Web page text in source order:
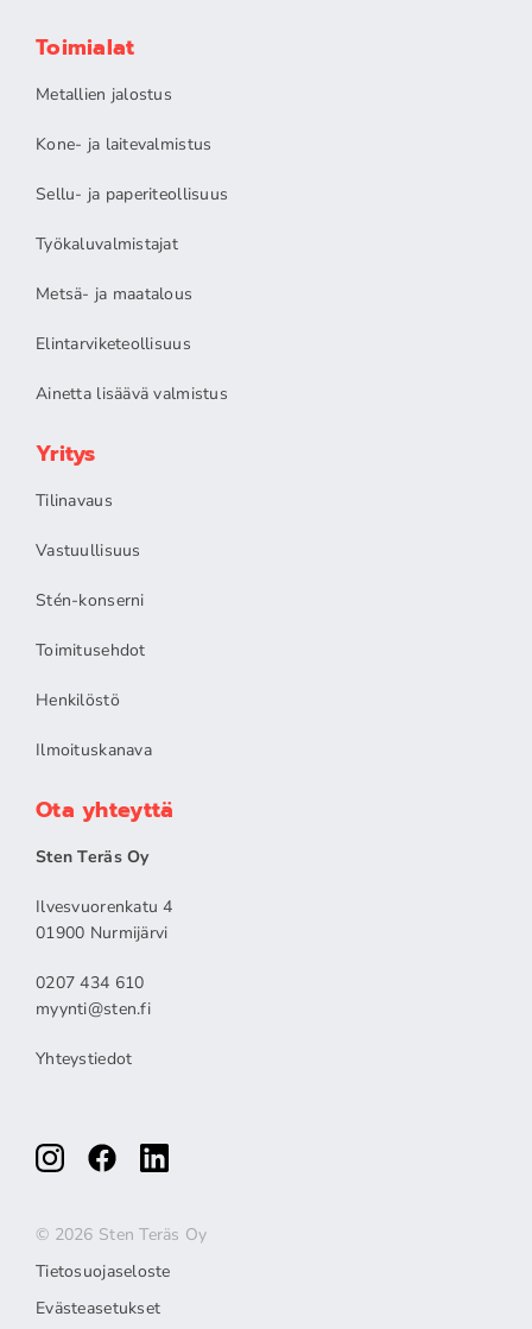
Toimialat
Metallien jalostus
Kone- ja laitevalmistus
Sellu- ja paperiteollisuus
Työkaluvalmistajat
Metsä- ja maatalous
Elintarviketeollisuus
Ainetta lisäävä valmistus
Yritys
Tilinavaus
Vastuullisuus
Stén-konserni
Toimitusehdot
Henkilöstö
Ilmoituskanava
Ota yhteyttä
Sten Teräs Oy
Ilvesvuorenkatu 4
01900 Nurmijärvi
0207 434 610
myynti@sten.fi
Yhteystiedot
© 2026 Sten Teräs Oy
Tietosuojaseloste
Evästeasetukset